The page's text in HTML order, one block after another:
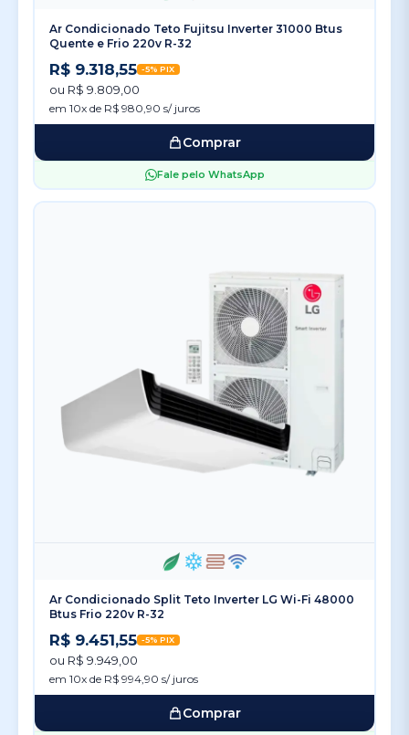
Ar Condicionado Teto Fujitsu Inverter 31000 Btus
Quente e Frio 220v R-32
R$ 9.318,55 -5% PIX
ou R$ 9.809,00
em 10x de R$ 980,90 s/ juros
Comprar
Fale pelo WhatsApp
Ar Condicionado Split Teto Inverter LG Wi-Fi 48000
Btus Frio 220v R-32
R$ 9.451,55 -5% PIX
ou R$ 9.949,00
em 10x de R$ 994,90 s/ juros
Comprar